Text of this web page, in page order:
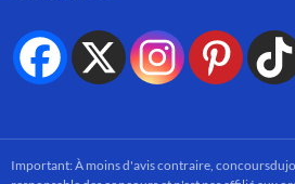
Important: À moins d'avis contraire,